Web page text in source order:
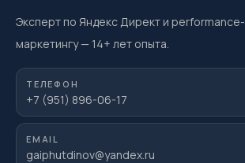
Эксперт по Яндекс Директ и performance-
маркетингу— 14+ лет опыта.
ТЕЛЕФОН
+7 (951) 896-06-17
EMAIL
gaiphutdinov@yandex.ru